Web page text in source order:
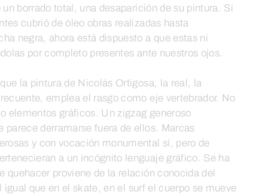
borrado total, una desaparición de su pintura. Si
cubrió de óleo obras realizadas hasta
negra, ahora está dispuesto a que estas ni
por completo presentes ante nuestros ojos.
la pintura de Nicolás Ortigosa, la real, la
emplea el rasgo como eje vertebrador. No
elementos gráficos. Un zigzag generoso
parece derramarse fuera de ellos. Marcas
y con vocación monumental sí, pero de
a un incógnito lenguaje gráfico. Se ha
quehacer proviene de la relación conocida del
que en el skate, en el surf el cuerpo se mueve